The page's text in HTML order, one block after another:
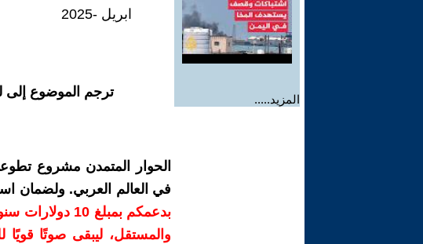
المزيد.....
ابريل -2025
ترجم الموضوع
الحوار المتمدن مشروع
في العالم العربي. ولضمان
بدعمكم بمبلغ
والمستقل، ليبقى صوتًا قويًا